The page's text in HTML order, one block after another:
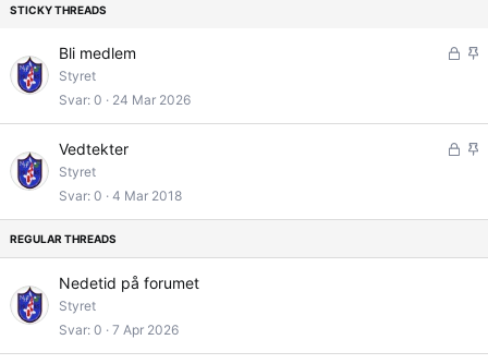
L
K
t
Bli medlem
Styret
Svar 0 24 Mar 2026
L
K
r
Vedtekter
Styret
Svar 0 4 Mar 2018
Nedetid på forumet
Styret
Svar 0 7 Apr 2026